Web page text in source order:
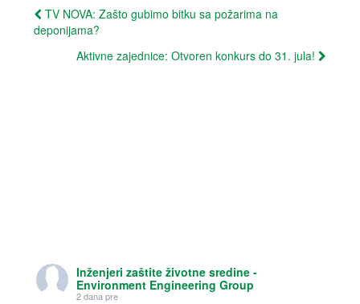
w
n
w
w
i
d
o
Post
navigation
TV NOVA: Zašto gubimo bitku sa požarima na
deponijama?
Aktivne zajednice: Otvoren konkurs do 31. jula!
Inženjeri zaštite životne sredine -
Environment Engineering Group
2 dana pre